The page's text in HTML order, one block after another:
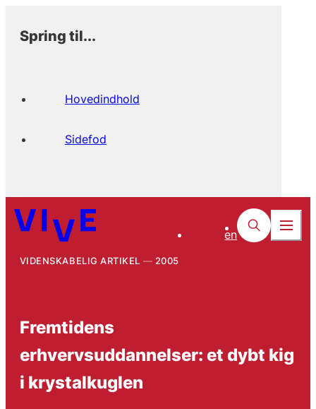
Spring til...
Hovedindhold
Sidefod
en
VIDENSKABELIG ARTIKEL 2005
Fremtidens
erhvervsuddannelser: et dybt kig
i krystalkuglen